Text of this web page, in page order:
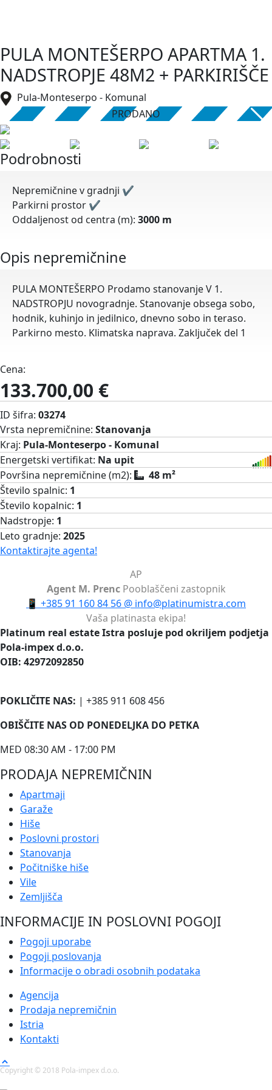
PULA MONTEŠERPO APARTMA 1.
NADSTROPJE 48M2 + PARKIRIŠČE
Pula-Monteserpo - Komunal
PRODANO
Podrobnosti
Nepremičnine v gradnji ✔
Parkirni prostor ✔
Oddaljenost od centra (m): 3000 m
Opis nepremičnine
PULA MONTEŠERPO Prodamo stanovanje V 1.
NADSTROPJU novogradnje. Stanovanje obsega sobo,
hodnik, kuhinjo in jedilnico, dnevno sobo in teraso.
Parkirno mesto. Klimatska naprava. Zaključek del 1
Cena:
133.700,00 €
ID šifra: 03274
Vrsta nepremičnine: Stanovanja
Kraj: Pula-Monteserpo - Komunal
Energetski vertifikat: Na upit
Površina nepremičnine (m2):
48 m²
Število spalnic: 1
Število kopalnic: 1
Nadstropje: 1
Leto gradnje: 2025
Kontaktirajte agenta!
AP
Agent M. Prenc Pooblaščeni zastopnik
📱 +385 91 160 84 56 @ info@platinumistra.com
Vaša platinasta ekipa!
Platinum real estate Istra posluje pod okriljem podjetja
Pola-impex d.o.o.
OIB: 42972092850
POKLIČITE NAS: | +385 911 608 456
OBIŠČITE NAS OD PONEDELJKA DO PETKA
MED 08:30 AM - 17:00 PM
PRODAJA NEPREMIČNIN
Apartmaji
Garaže
Hiše
Poslovni prostori
Stanovanja
Počitniške hiše
Vile
Zemljišča
INFORMACIJE IN POSLOVNI POGOJI
Pogoji uporabe
Pogoji poslovanja
Informacije o obradi osobnih podataka
Agencija
Prodaja nepremičnin
Istria
Kontakti
Copyright © 2018 Pola-impex d.o.o.